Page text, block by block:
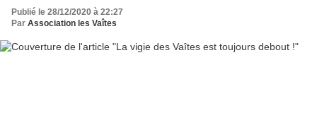
Publié le 28/12/2020 à 22:27
Par Association les Vaîtes